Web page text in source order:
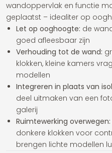
wandoppervlak en functie
geplaatst – idealiter op
Let op ooghoogte: de
goed afleesbaar zijn
Verhouding tot de wand:
klokken, kleine kamers
modellen
Integreren in plaats van
deel uitmaken van een
galerij
Ruimtewerking overwegen:
donkere klokken voor
brengen lichte modellen